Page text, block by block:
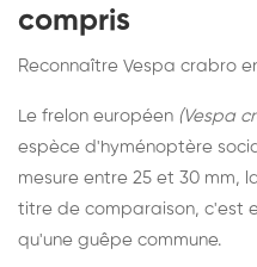
compris
Reconnaître Vespa crabro
Le frelon européen (Vespa
espèce d'hyménoptère
mesure entre 25 et 30 mm,
titre de comparaison, c'est
qu'une guêpe commune.